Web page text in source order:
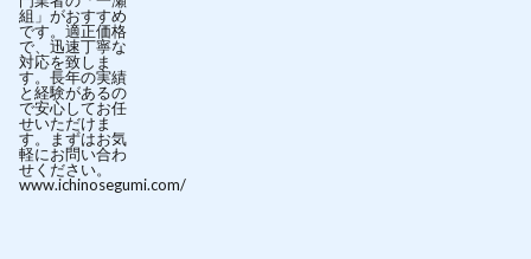
組」がおすすめ
です。適正価格
で、迅速丁寧な
対応を致しま
す。長年の実績
と経験があるの
で安心してお任
せいただけま
す。まずはお気
軽にお問い合わ
せください。
www.ichinosegumi.com/